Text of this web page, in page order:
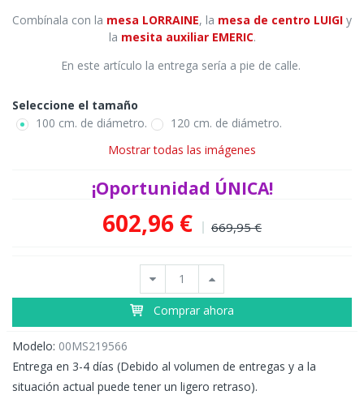
Combínala con la mesa LORRAINE, la mesa de centro LUIGI y
la mesita auxiliar EMERIC.
En este artículo la entrega sería a pie de calle.
Seleccione el tamaño
100 cm. de diámetro.
120 cm. de diámetro.
Mostrar todas las imágenes
¡Oportunidad ÚNICA!
602,96 € 669,95 €
Comprar ahora
Modelo: 00MS219566
Entrega en 3-4 días (Debido al volumen de entregas y a la
situación actual puede tener un ligero retraso).